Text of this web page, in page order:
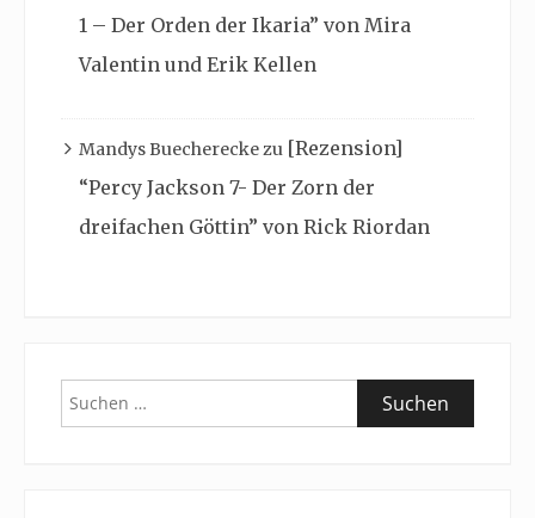
1 – Der Orden der Ikaria” von Mira
Valentin und Erik Kellen
Mandys Buechereckezu [Rezension]
“Percy Jackson 7- Der Zorn der
dreifachen Göttin” von Rick Riordan
Suchen
nach: